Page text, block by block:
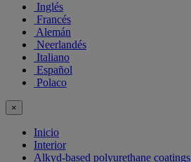
Inglés
Francés
Alemán
Neerlandés
Italiano
Español
Polaco
×
Inicio
Interior
Alkyd-based polyurethane coatings